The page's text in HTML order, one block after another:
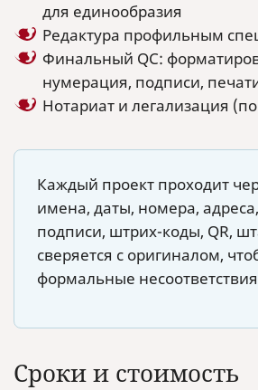
для единообразия
Редактура профильным
Финальный QC:
нумерация, подписи,
Нотариат и легализация
Каждый проект проходит
имена, даты, номера,
подписи, штрих-коды, QR,
сверяется с оригиналом,
формальные
Сроки и стоимость